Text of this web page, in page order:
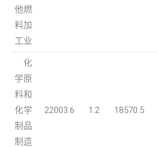
他燃
料加
工业
化
学原
料和
化学
制品
制造
22003.6 1.2 18570.5